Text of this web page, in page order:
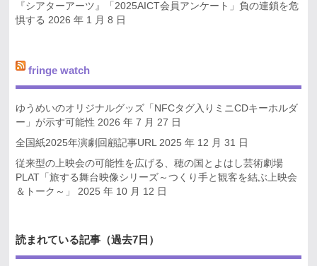
『シアターアーツ』「2025AICT会員アンケート」負の連鎖を危
惧する 2026 年 1 月 8 日
fringe watch
ゆうめいのオリジナルグッズ「NFCタグ入りミニCDキーホルダ
ー」が示す可能性 2026 年 7 月 27 日
全国紙2025年演劇回顧記事URL
2025 年 12 月 31 日
従来型の上映会の可能性を広げる、穂の国とよはし芸術劇場
PLAT「旅する舞台映像シリーズ～つくり手と観客を結ぶ上映会
＆トーク～」
2025 年 10 月 12 日
読まれている記事（過去7日）